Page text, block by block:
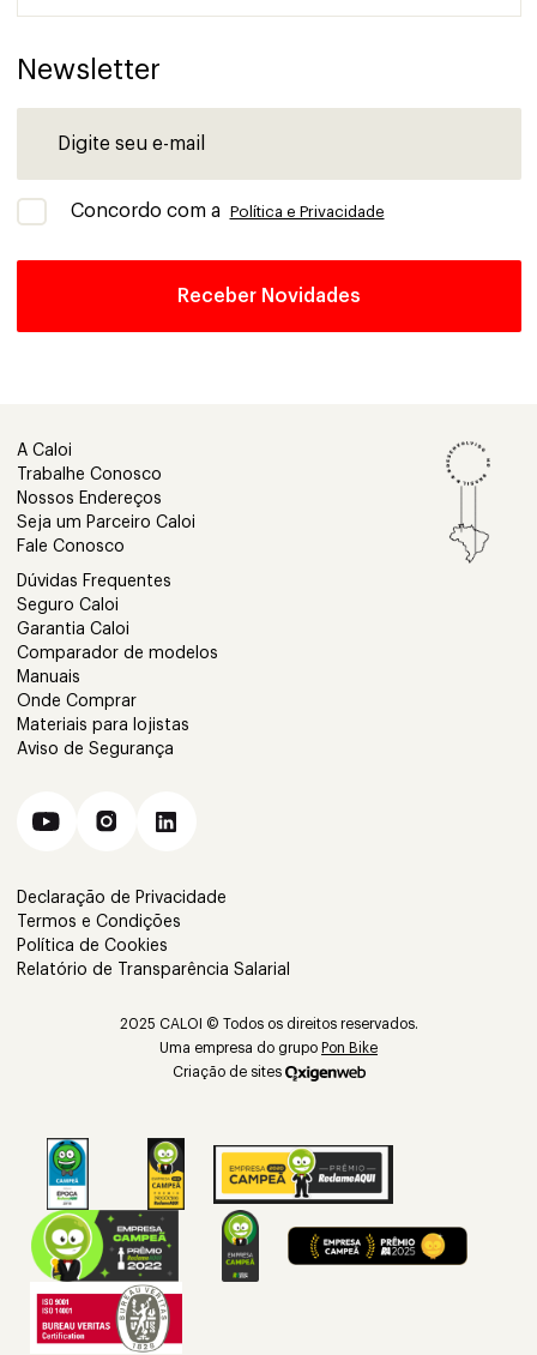
Newsletter
Concordo com a Política e Privacidade
A Caloi
Trabalhe Conosco
Nossos Endereços
Seja um Parceiro Caloi
Fale Conosco
Dúvidas Frequentes
Seguro Caloi
Garantia Caloi
Comparador de modelos
Manuais
Onde Comprar
Materiais para lojistas
Aviso de Segurança
Declaração de Privacidade
Termos e Condições
Política de Cookies
Relatório de Transparência Salarial
2025 CALOI © Todos os direitos reservados.
Uma empresa do grupo Pon Bike
Criação de sites